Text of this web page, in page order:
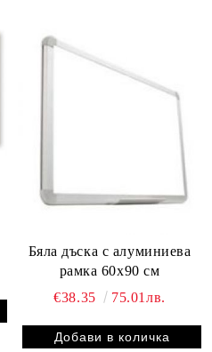
Бяла дъска с алуминиева
рамка 60х90 см
€38.35
75.01лв.